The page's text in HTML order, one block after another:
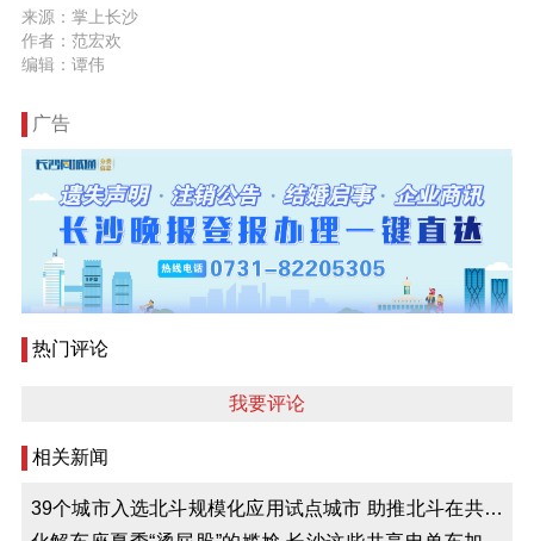
来源：掌上长沙
作者：范宏欢
编辑：谭伟
广告
热门评论
我要评论
相关新闻
39个城市入选北斗规模化应用试点城市 助推北斗在共享